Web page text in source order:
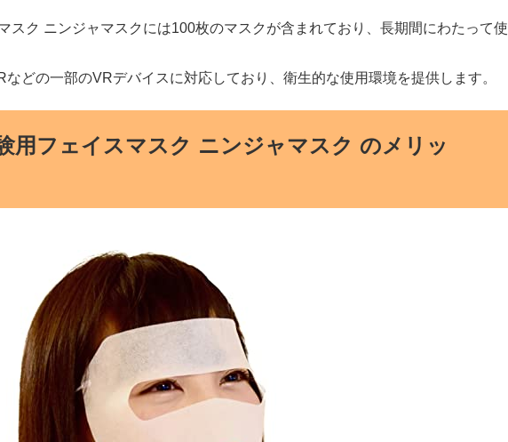
スク ニンジャマスクには100枚のマスクが含まれており、長期間にわたって使
どの一部のVRデバイスに対応しており、衛生的な使用環境を提供します。
用フェイスマスク ニンジャマスク のメリッ